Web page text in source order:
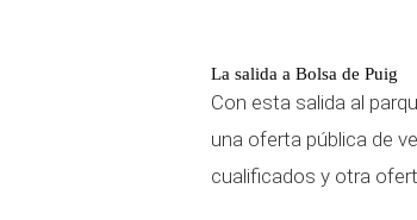
La salida a Bolsa de Puig
Con esta salida al
una oferta pública de
cualificados y otra